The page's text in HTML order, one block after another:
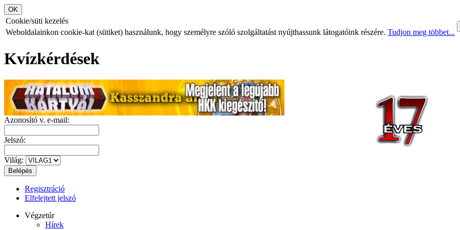
Cookie/süti kezelés
Weboldalainkon cookie-kat (sütiket) használunk, hogy személyre szóló szolgáltatást nyújthassunk látogatóink részére. Tudjon meg többet...
Kvízkérdések
Azonosító v. e-mail:
Jelszó:
Világ:
Regisztráció
Elfelejtett jelszó
Végzetúr
Hírek